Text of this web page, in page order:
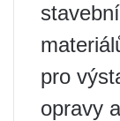
pro
opravy